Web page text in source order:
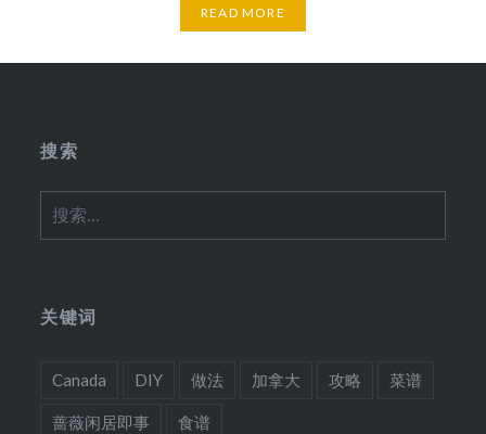
READ MORE
搜索
索：
关键词
Canada DIY 做法 加拿大 攻略 菜谱
蔷薇闲居即事 食谱